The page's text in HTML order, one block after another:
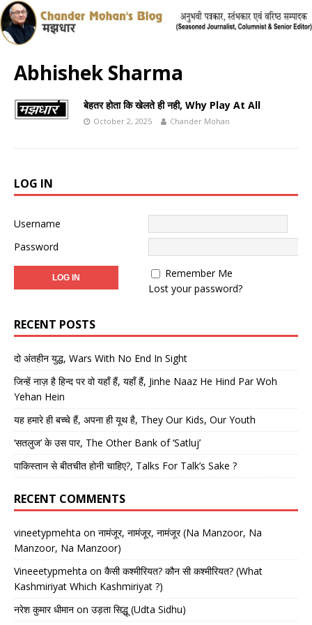
Abhishek Sharma
बेहतर होता कि खेलते ही नही, Why Play At All
October 2, 2025 Chander Mohan
LOG IN
Username
Password
Remember Me
Lost your password?
RECENT POSTS
दो अंतहीन युद्ध, Wars With No End In Sight
जिन्हें नाज़ है हिन्द पर वो यहाँ हैं, यहाँ हैं, Jinhe Naaz He Hind Par Woh
Yehan Hein
यह हमारे ही बच्चे हैं, अपना ही यूथ है, They Our Kids, Our Youth
‘सतलुज’ के उस पार, The Other Bank of ‘Satluj’
पाकिस्तान से बीतचीत होनी चाहिए?, Talks For Talk’s Sake ?
RECENT COMMENTS
vineetypmehta on नामंजूर, नामंजूर, नामंजूर (Na Manzoor, Na
Manzoor, Na Manzoor)
Vineeetypmehta on कैसी कश्मीरियत? कौन सी कश्मीरियत? (What
Kashmiriyat Which Kashmiriyat ?)
नरेश कुमार धीमान on उड़ता सिद्धू (Udta Sidhu)